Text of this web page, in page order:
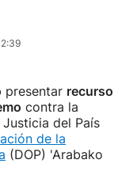
presentar recurso
contra la
del País
de la
(DOP) 'Arabako